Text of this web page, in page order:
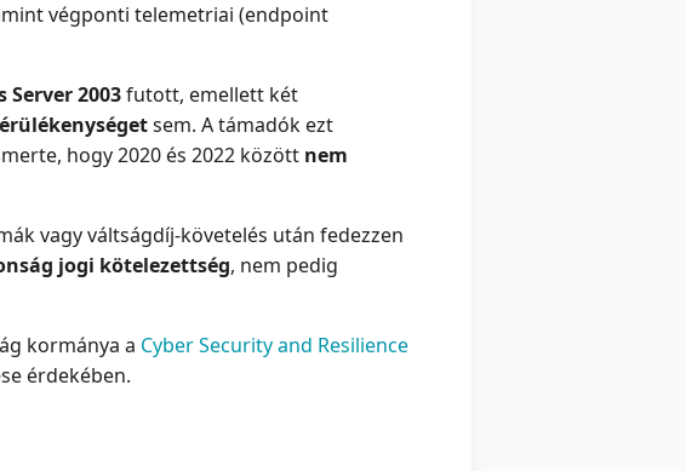
végponti telemetriai (endpoint
Server 2003futott, emellett két
sem. A támadók ezt
hogy 2020 és 2022 között nem
vagy váltságdíj-követelés után fedezzen
jogi kötelezettség, nem pedig
kormánya a Cyber Security and Resilience
érdekében.